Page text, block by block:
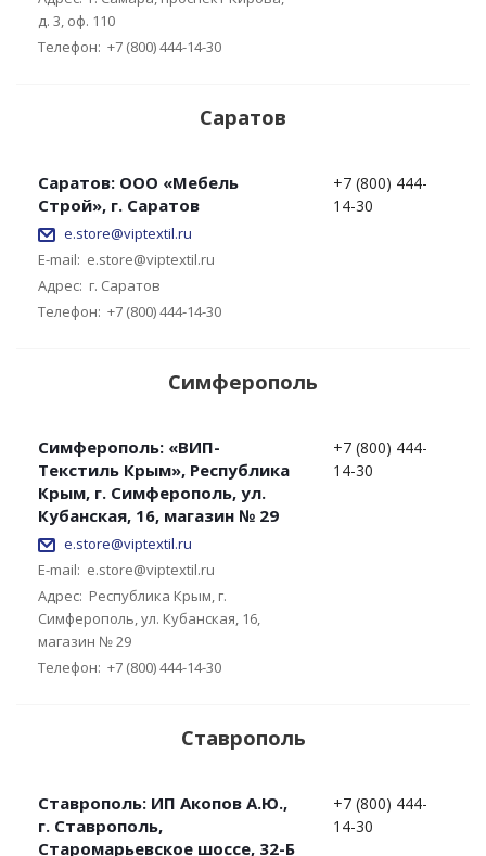
д. 3, оф. 110
Телефон: +7 (800) 444-14-30
Саратов
Саратов: ООО «Мебель
Строй», г. Саратов
e.store@viptextil.ru
E-mail: e.store@viptextil.ru
Адрес: г. Саратов
Телефон: +7 (800) 444-14-30
+7 (800) 444-
14-30
Симферополь
Симферополь: «ВИП-
Текстиль Крым», Республика
Крым, г. Симферополь, ул.
Кубанская, 16, магазин № 29
e.store@viptextil.ru
E-mail: e.store@viptextil.ru
Адрес: Республика Крым, г.
Симферополь, ул. Кубанская, 16,
магазин № 29
Телефон: +7 (800) 444-14-30
+7 (800) 444-
14-30
Ставрополь
Ставрополь: ИП Акопов А.Ю.,
г. Ставрополь,
Старомарьевское шоссе, 32-Б
+7 (800) 444-
14-30